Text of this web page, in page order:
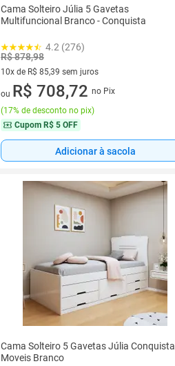
Cama Solteiro Júlia 5 Gavetas
Multifuncional Branco - Conquista
4.2 (276)
R$ 878,98
10x de R$ 85,39 sem juros
10 vez de R$ 85,39 sem juros
ou R$ 708,72 no Pix
(17% de desconto no pix)
Cupom R$ 5 OFF
Adicionar à sacola
Cama Solteiro 5 Gavetas Júlia Conquista
Moveis Branco